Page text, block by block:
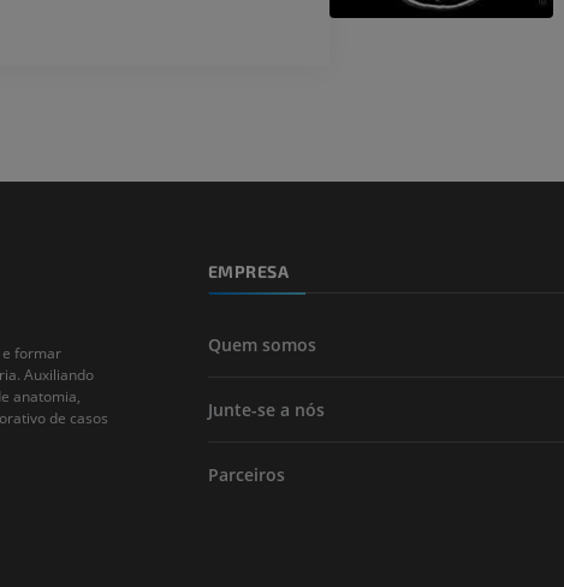
e formar
Auxiliando
anatomia,
de casos
EMPRESA
Quem somos
Junte-se a nós
Parceiros